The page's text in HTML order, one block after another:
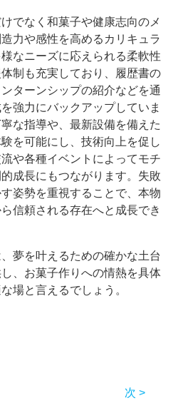
でなく和菓子や健康志向のメ
力や感性を高めるカリキュラ
なニーズに応えられる柔軟性
制も充実しており、履歴書の
ターンシップの紹介などを通
強力にバックアップしていま
な指導や、最新設備を備えた
を可能にし、技術向上を促し
や各種イベントによってモチ
成長にもつながります。失敗
姿勢を重視することで、本物
信頼される存在へと成長でき
夢を叶えるための確かな土台
、お菓子作りへの情熱を具体
場と言えるでしょう。
次 >